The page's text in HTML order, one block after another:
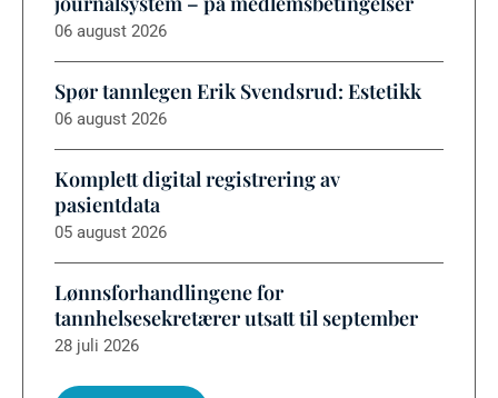
06 august 2026
Spør tannlegen Erik Svendsrud: Estetikk
06 august 2026
Komplett digital registrering av
pasientdata
05 august 2026
Lønnsforhandlingene for
tannhelsesekretærer utsatt til september
28 juli 2026